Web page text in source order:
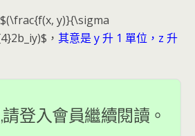
y)}{\sigma
， 其意是 y 升 1 單位，z 升
登入會員繼續閱讀。